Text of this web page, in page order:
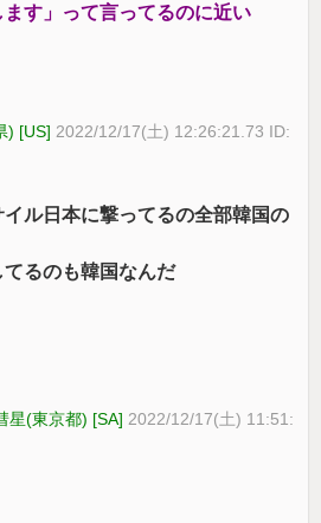
す」って言ってるのに近い
) [US] 2022/12/17(土) 12:26:21.73 ID:
ル日本に撃ってるの全部韓国の
てるのも韓国なんだ
星(東京都) [SA] 2022/12/17(土) 11:51: